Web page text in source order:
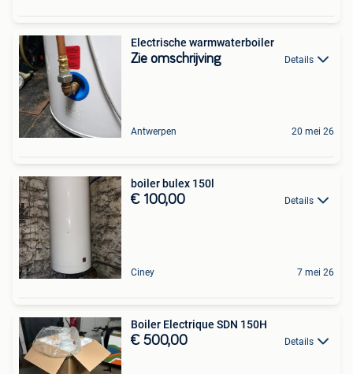
Electrische warmwaterboiler
Zie omschrijving Details
Antwerpen 20 mei 26
boiler bulex 150l
€ 100,00 Details
Ciney 7 mei 26
Boiler Electrique SDN 150H
€ 500,00 Details